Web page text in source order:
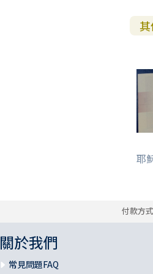
耶
付款方
關於我們
常見問題FAQ